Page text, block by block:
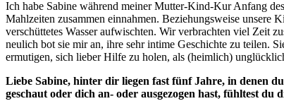
Ich habe Sabine während meiner Mutter-Kind-Kur Anfang
Mahlzeiten zusammen einnahmen. Beziehungsweise
verschüttetes Wasser aufwischten. Wir verbrachten viel Zeit
neulich bot sie mir an, ihre sehr intime Geschichte zu teilen.
ermutigen, sich lieber Hilfe zu holen, als (heimlich)
Liebe Sabine, hinter dir liegen fast fünf Jahre, in denen
geschaut oder dich an- oder ausgezogen hast, fühltest